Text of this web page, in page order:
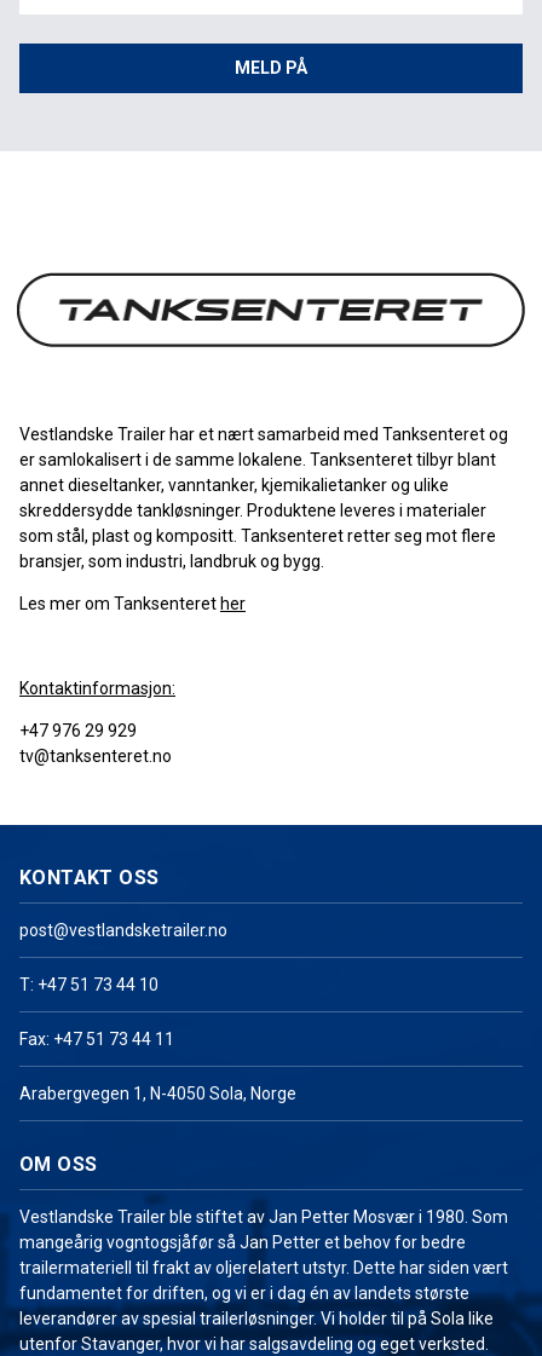
Vestlandske Trailer har et nært samarbeid med Tanksenteret og
er samlokalisert i de samme lokalene. Tanksenteret tilbyr blant
annet dieseltanker, vanntanker, kjemikalietanker og ulike
skreddersydde tankløsninger. Produktene leveres i materialer
som stål, plast og kompositt. Tanksenteret retter seg mot flere
bransjer, som industri, landbruk og bygg.
Les mer om Tanksenterether
Kontaktinformasjon:
+47 976 29 929
tv@tanksenteret.no
KONTAKT OSS
post@vestlandsketrailer.no
T: +47 51 73 44 10
Fax: +47 51 73 44 11
Arabergvegen 1, N-4050 Sola, Norge
OM OSS
Vestlandske Trailer ble stiftet av Jan Petter Mosvær i 1980. Som
mangeårig vogntogsjåfør så Jan Petter et behov for bedre
trailermateriell til frakt av oljerelatert utstyr. Dette har siden vært
fundamentet for driften, og vi er i dag én av landets største
leverandører av spesial trailerløsninger. Vi holder til på Sola like
utenfor Stavanger, hvor vi har salgsavdeling og eget verksted.